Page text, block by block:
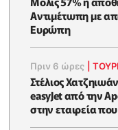
Αντιμέτωπη με
Ευρώπη
Πριν 6 ώρες |
Στέλιος
easyJet από την
στην εταιρεία